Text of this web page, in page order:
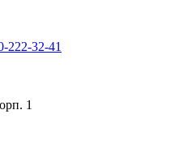
222-32-41
1